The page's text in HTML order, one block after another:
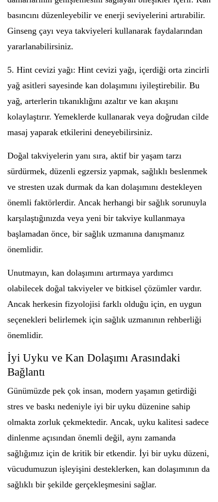
basıncını düzenleyebilir ve enerji seviyelerini artırabilir.
Ginseng çayı veya takviyeleri kullanarak faydalarından
yararlanabilirsiniz.
5. Hint cevizi yağı: Hint cevizi yağı, içerdiği orta zincirli
yağ asitleri sayesinde kan dolaşımını iyileştirebilir. Bu
yağ, arterlerin tıkanıklığını azaltır ve kan akışını
kolaylaştırır. Yemeklerde kullanarak veya doğrudan cilde
masaj yaparak etkilerini deneyebilirsiniz.
Doğal takviyelerin yanı sıra, aktif bir yaşam tarzı
sürdürmek, düzenli egzersiz yapmak, sağlıklı beslenmek
ve stresten uzak durmak da kan dolaşımını destekleyen
önemli faktörlerdir. Ancak herhangi bir sağlık sorunuyla
karşılaştığınızda veya yeni bir takviye kullanmaya
başlamadan önce, bir sağlık uzmanına danışmanız
önemlidir.
Unutmayın, kan dolaşımını artırmaya yardımcı
olabilecek doğal takviyeler ve bitkisel çözümler vardır.
Ancak herkesin fizyolojisi farklı olduğu için, en uygun
seçenekleri belirlemek için sağlık uzmanının rehberliği
önemlidir.
İyi Uyku ve Kan Dolaşımı Arasındaki
Bağlantı
Günümüzde pek çok insan, modern yaşamın getirdiği
stres ve baskı nedeniyle iyi bir uyku düzenine sahip
olmakta zorluk çekmektedir. Ancak, uyku kalitesi sadece
dinlenme açısından önemli değil, aynı zamanda
sağlığımız için de kritik bir etkendir. İyi bir uyku düzeni,
vücudumuzun işleyişini desteklerken, kan dolaşımının da
sağlıklı bir şekilde gerçekleşmesini sağlar.